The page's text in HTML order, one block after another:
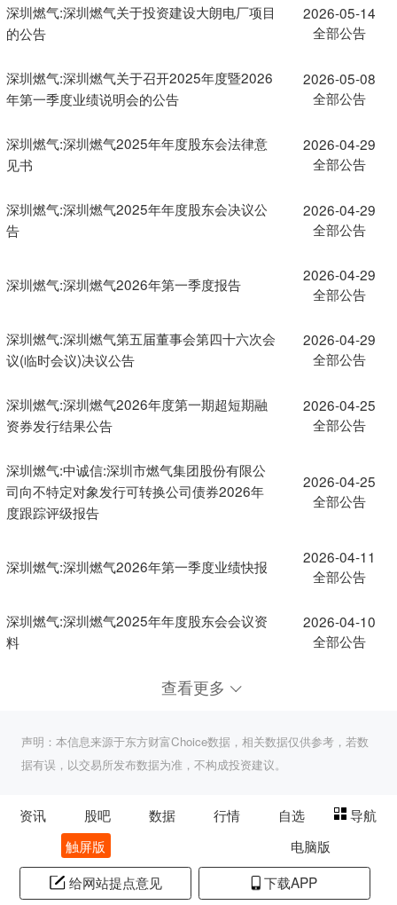
深圳燃气:深圳燃气关于投资建设大朗电厂项目
的公告
2026-05-14
全部公告
深圳燃气:深圳燃气关于召开2025年度暨2026
年第一季度业绩说明会的公告
2026-05-08
全部公告
深圳燃气:深圳燃气2025年年度股东会法律意
见书
2026-04-29
全部公告
深圳燃气:深圳燃气2025年年度股东会决议公
告
2026-04-29
全部公告
深圳燃气:深圳燃气2026年第一季度报告
2026-04-29
全部公告
深圳燃气:深圳燃气第五届董事会第四十六次会
议(临时会议)决议公告
2026-04-29
全部公告
深圳燃气:深圳燃气2026年度第一期超短期融
资券发行结果公告
2026-04-25
全部公告
深圳燃气:中诚信:深圳市燃气集团股份有限公
司向不特定对象发行可转换公司债券2026年
度跟踪评级报告
2026-04-25
全部公告
深圳燃气:深圳燃气2026年第一季度业绩快报
2026-04-11
全部公告
深圳燃气:深圳燃气2025年年度股东会会议资
料
2026-04-10
全部公告
查看更多
声明：本信息来源于东方财富Choice数据，相关数据仅供参考，若数
据有误，以交易所发布数据为准，不构成投资建议。
资讯 股吧 数据 行情 自选
导航
触屏版
电脑版
给网站提点意见
下载APP